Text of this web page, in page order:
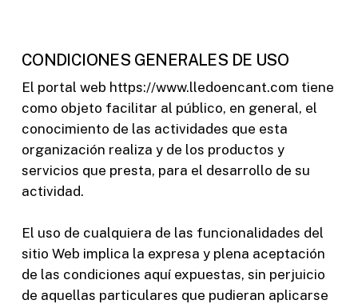
CONDICIONES GENERALES DE USO
El portal web https://www.lledoencant.com tiene
como objeto facilitar al público, en general, el
conocimiento de las actividades que esta
organización realiza y de los productos y
servicios que presta, para el desarrollo de su
actividad.
El uso de cualquiera de las funcionalidades del
sitio Web implica la expresa y plena aceptación
de las condiciones aquí expuestas, sin perjuicio
de aquellas particulares que pudieran aplicarse